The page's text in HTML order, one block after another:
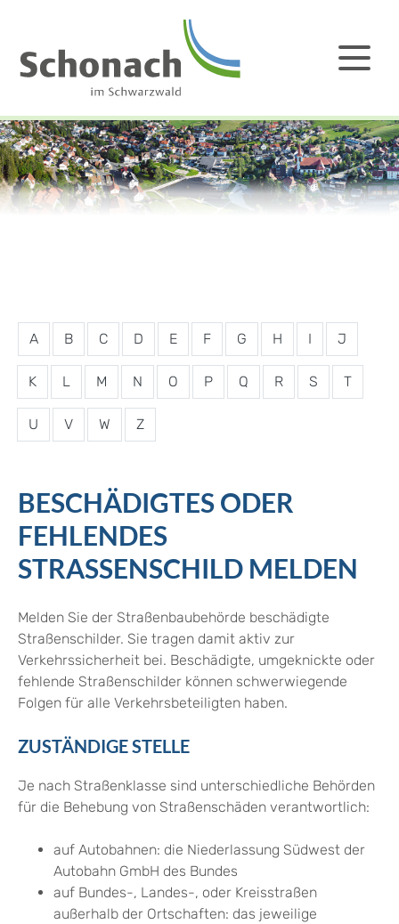
A B C D E F G H I J
K L M N O P Q R S T
U V W Z
BESCHÄDIGTES ODER
FEHLENDES
STRASSENSCHILD MELDEN
Melden Sie der Straßenbaubehörde beschädigte
Straßenschilder. Sie tragen damit aktiv zur
Verkehrssicherheit bei. Beschädigte, umgeknickte oder
fehlende Straßenschilder können schwerwiegende
Folgen für alle Verkehrsbeteiligten haben.
ZUSTÄNDIGE STELLE
Je nach Straßenklasse sind unterschiedliche Behörden
für die Behebung von Straßenschäden verantwortlich:
auf Autobahnen: die Niederlassung Südwest der
Autobahn GmbH des Bundes
auf Bundes-, Landes-, oder Kreisstraßen
außerhalb der Ortschaften: das jeweilige